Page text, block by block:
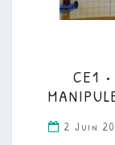
CE1
2 Juin